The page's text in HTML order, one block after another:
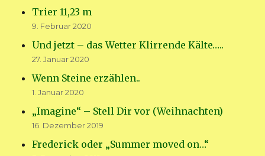
Trier 11,23 m
9. Februar 2020
Und jetzt – das Wetter Klirrende Kälte…..
27. Januar 2020
Wenn Steine erzählen..
1. Januar 2020
„Imagine“ – Stell Dir vor (Weihnachten)
16. Dezember 2019
Frederick oder „Summer moved on…“